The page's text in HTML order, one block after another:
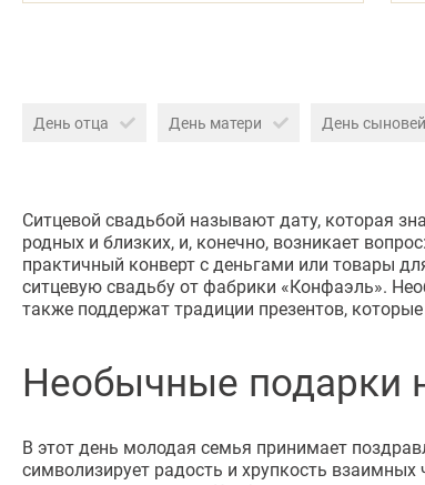
День отца День матери День сыновей
Ситцевой свадьбой называют дату, которая
родных и близких, и, конечно, возникает
практичный конверт с деньгами или товары
ситцевую свадьбу от фабрики «Конфаэль».
также поддержат традиции презентов,
Необычные подарки
В этот день молодая семья принимает
символизирует радость и хрупкость